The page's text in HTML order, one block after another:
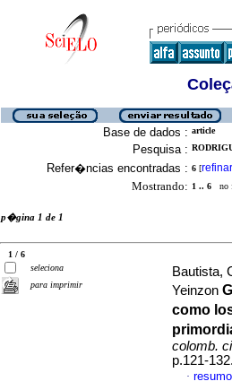
Base de dados : article
Pesquisa :
Refer�ncias encontradas : 6 [refinar
Mostrando: 1 .. 6 no
p�gina 1 de 1
1 / 6
seleciona
para imprimir
Bautista,
Yeinzon
como
colomb.
p.121-
·